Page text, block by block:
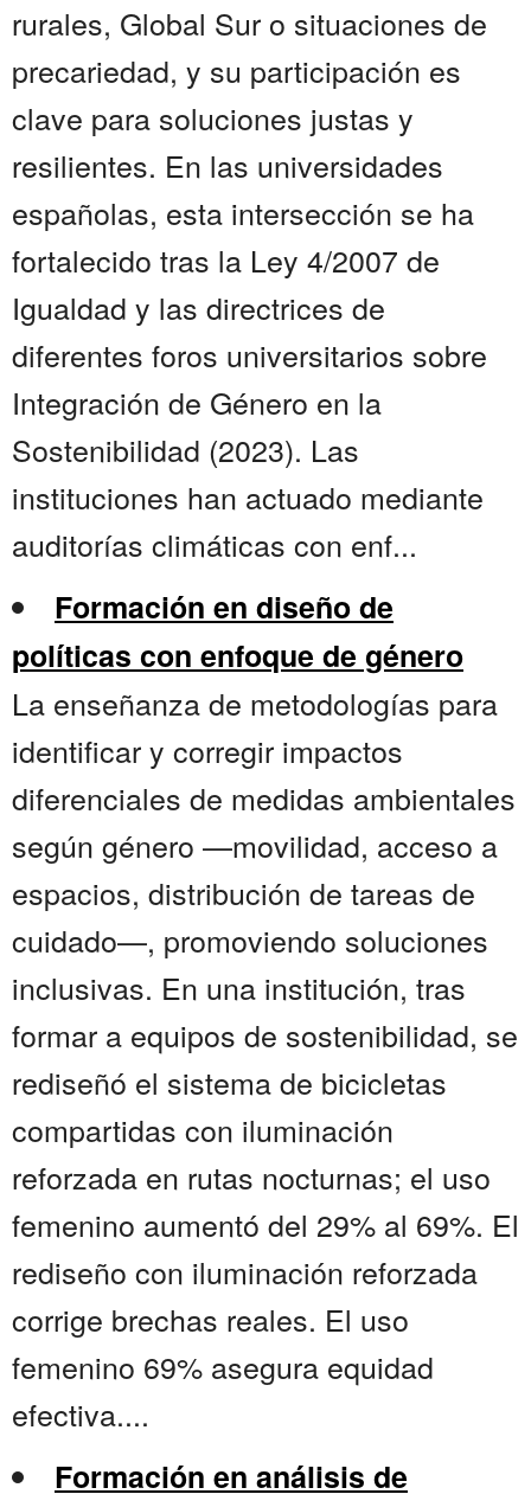
rurales, Global Sur o situaciones de
precariedad, y su participación es
clave para soluciones justas y
resilientes. En las universidades
españolas, esta intersección se ha
fortalecido tras la Ley 4/2007 de
Igualdad y las directrices de
diferentes foros universitarios sobre
Integración de Género en la
Sostenibilidad (2023). Las
instituciones han actuado mediante
auditorías climáticas con enf...
Formación en diseño de
políticas con enfoque de género
La enseñanza de metodologías para
identificar y corregir impactos
diferenciales de medidas ambientales
según género —movilidad, acceso a
espacios, distribución de tareas de
cuidado—, promoviendo soluciones
inclusivas. En una institución, tras
formar a equipos de sostenibilidad, se
rediseñó el sistema de bicicletas
compartidas con iluminación
reforzada en rutas nocturnas; el uso
femenino aumentó del 29% al 69%. El
rediseño con iluminación reforzada
corrige brechas reales. El uso
femenino 69% asegura equidad
efectiva....
Formación en análisis de